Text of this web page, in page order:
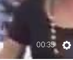
00:35